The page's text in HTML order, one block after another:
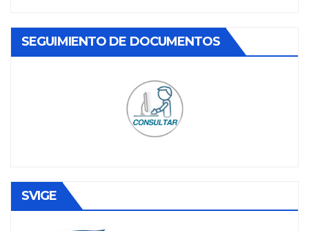
SEGUIMIENTO DE DOCUMENTOS
SVIGE